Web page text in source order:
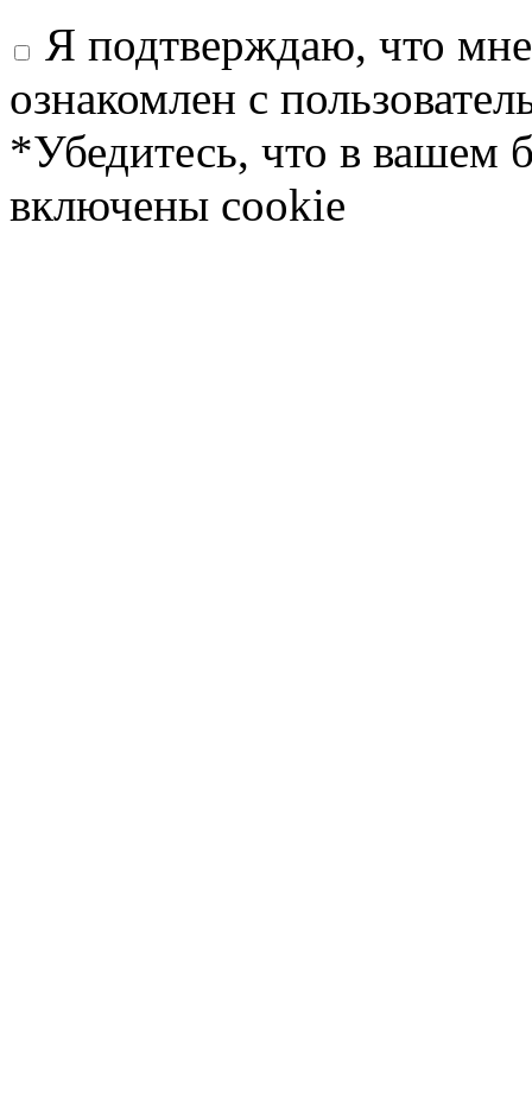
Я подтверждаю, что
ознакомлен с
*Убедитесь, что в вашем
включены cookie